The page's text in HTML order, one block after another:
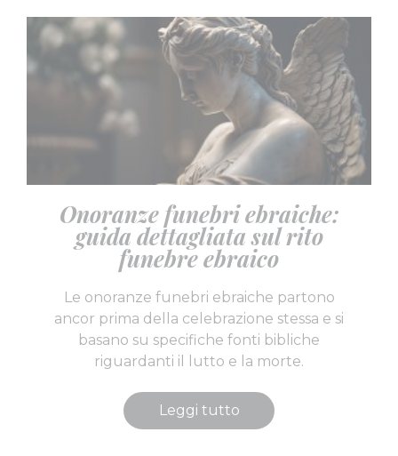
Onoranze funebri ebraiche:
guida dettagliata sul rito
funebre ebraico
Le onoranze funebri ebraiche partono
ancor prima della celebrazione stessa e si
basano su specifiche fonti bibliche
riguardanti il lutto e la morte.
Leggi tutto